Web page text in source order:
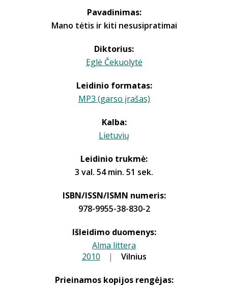
Pavadinimas:
Mano tėtis ir kiti nesusipratimai
Diktorius:
Eglė Čekuolytė
Leidinio formatas:
MP3 (garso įrašas)
Kalba:
Lietuvių
Leidinio trukmė:
3 val. 54 min. 51 sek.
ISBN/ISSN/ISMN numeris:
978-9955-38-830-2
Išleidimo duomenys:
Alma littera
2010 | Vilnius
Prieinamos kopijos rengėjas: